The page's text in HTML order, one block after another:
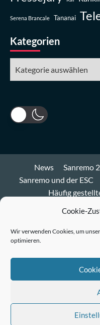
Cookie-
Wir verwenden Cookies, um
optimieren.
Serena Brancale Tananai
Kategorien
News Sanremo
Sanremo und der ESC
Häufig
Mastodon
Twitter
LinkedIn